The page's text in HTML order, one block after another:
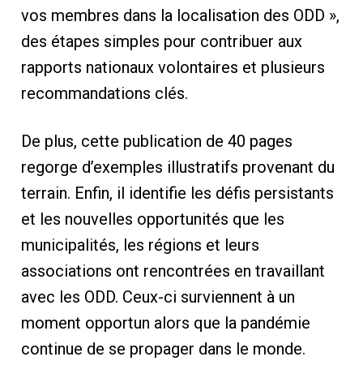
vos membres dans la localisation des ODD »,
des étapes simples pour contribuer aux
rapports nationaux volontaires et plusieurs
recommandations clés.
De plus, cette publication de 40 pages
regorge d’exemples illustratifs provenant du
terrain. Enfin, il identifie les défis persistants
et les nouvelles opportunités que les
municipalités, les régions et leurs
associations ont rencontrées en travaillant
avec les ODD. Ceux-ci surviennent à un
moment opportun alors que la pandémie
continue de se propager dans le monde.